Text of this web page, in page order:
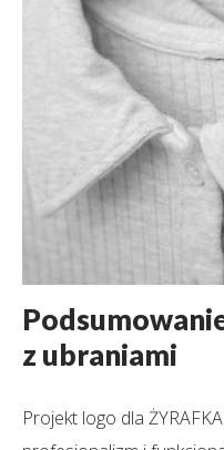
z ubraniami
Projekt logo dla